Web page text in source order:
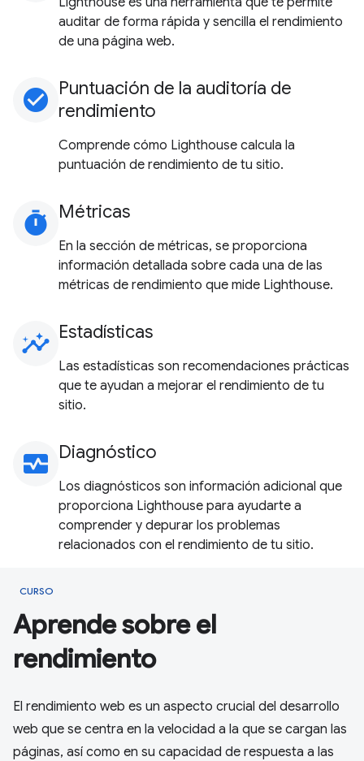
auditar de forma rápida y sencilla el rendimiento
de una página web.
check_circle Puntuación de la auditoría de
rendimiento
Comprende cómo Lighthouse calcula la
puntuación de rendimiento de tu sitio.
timer Métricas
En la sección de métricas, se proporciona
información detallada sobre cada una de las
métricas de rendimiento que mide Lighthouse.
insights Estadísticas
Las estadísticas son recomendaciones prácticas
que te ayudan a mejorar el rendimiento de tu
sitio.
monitor_heart Diagnóstico
Los diagnósticos son información adicional que
proporciona Lighthouse para ayudarte a
comprender y depurar los problemas
relacionados con el rendimiento de tu sitio.
CURSO
Aprende sobre el
rendimiento
El rendimiento web es un aspecto crucial del desarrollo
web que se centra en la velocidad a la que se cargan las
páginas, así como en su capacidad de respuesta a las